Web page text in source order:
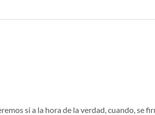
si a la hora de la verdad, cuando, se